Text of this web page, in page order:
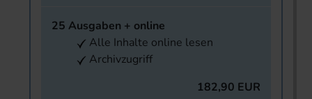
25 Ausgaben + online
Alle Inhalte online lesen
Archivzugriff
182,90 EUR